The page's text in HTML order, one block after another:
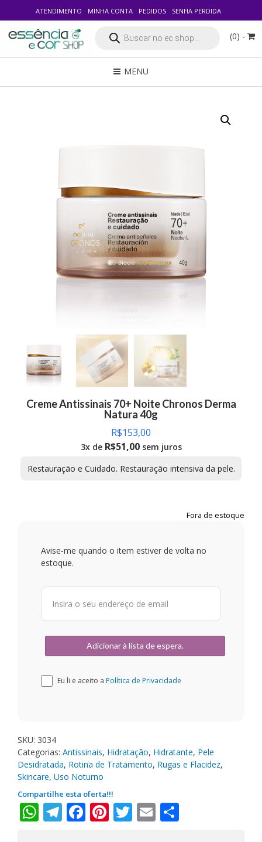
ATENDIMENTO MINHA CONTA PEDIDOS SENHA PERDIDA
produtos (0) -
MENU
Creme Antissinais 70+ Noite Chronos Derma
Natura 40g
R$153,00
3x de R$51,00 sem juros
Restauração e Cuidado. Restauração intensiva da pele.
Fora de estoque
Avise-me quando o item estiver de volta no
estoque.
Eu li e aceito a Política de Privacidade
SKU: 3034
Categorias: Antissinais, Hidratação, Hidratante, Pele
Desidratada, Rotina de Tratamento, Rugas e Flacidez,
Skincare, Uso Noturno
Compartilhe esta oferta!!!
WhatsApp
Telegram
Facebook
Pinterest
Twitter
Email